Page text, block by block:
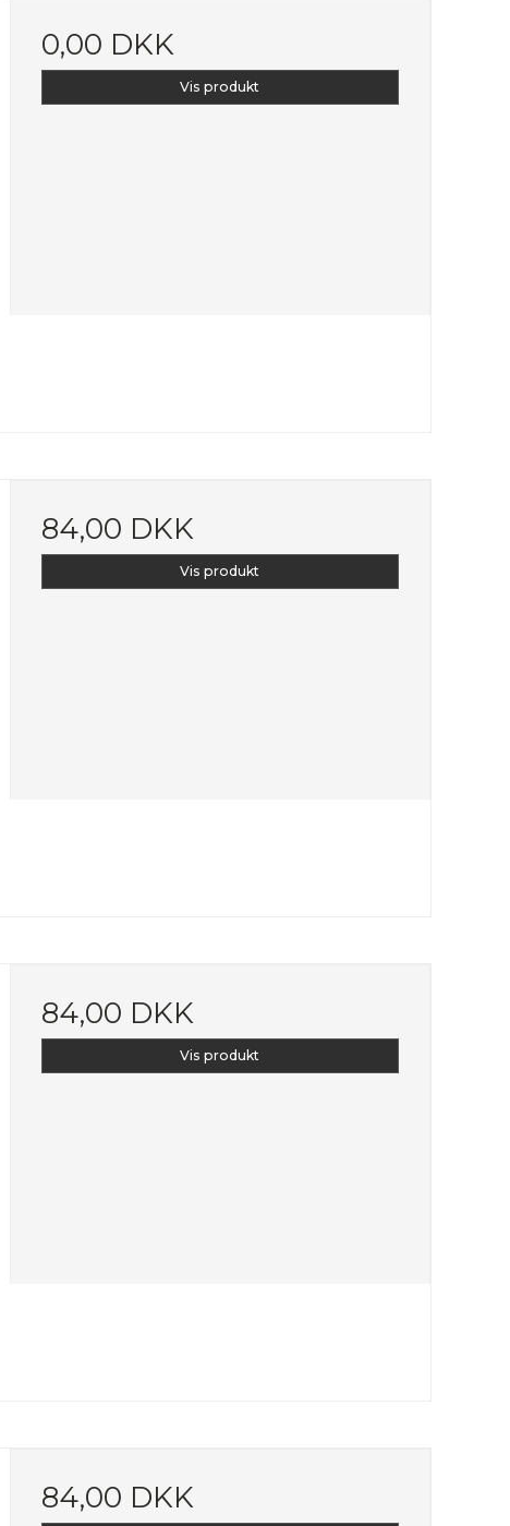
0,00 DKK
Vis produkt
84,00 DKK
Vis produkt
84,00 DKK
Vis produkt
84,00 DKK